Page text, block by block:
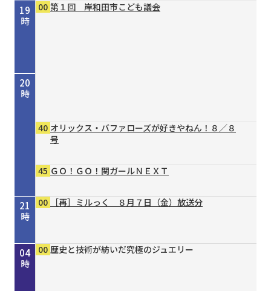
19
時
20
時
21
時
22
時
23
時
00
時
01
時
02
時
03
時
04
時
00 第１回 岸和田市こども議会
40 オリックス・バファローズが好きやねん！８／８
号
45 ＧＯ！ＧＯ！関ガールＮＥＸＴ
00 ［再］ミルっく ８月７日（金）放送分
00 きしわだネイチャー探訪 ＃１６８
30 地車かわら版
00 Ｄａｙ Ｔｒｉｐｐｅｒ ＃７９
15 歴史街道 ＃４４８ 丹波と京を結んだ“川の街
30 ＧＯ！ＧＯ！関ガールＮＥＸＴ
45 オリックス・バファローズが好きやねん！８／８
50 しまねＦｕｔｕｒｅ２０３０
00 ホトケ女史のぶらりまいり 「郡山八幡神社」編
15 歴史街道 ＃４４８ 丹波と京を結んだ“川の街
30 地車かわら版
00 誰でも簡単にオシャレネイル HOMEI
00 歴史と技術が紡いだ究極のジュエリー
00 歴史と技術が紡いだ究極のジュエリー
00 歴史と技術が紡いだ究極のジュエリー